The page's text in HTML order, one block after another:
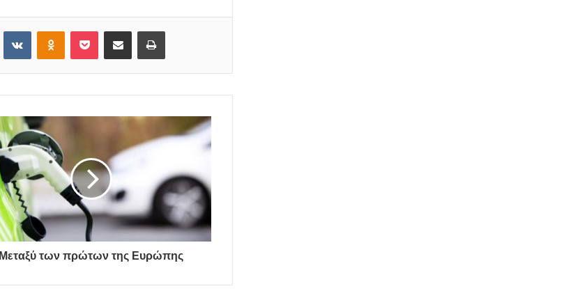
Μεταξύ των πρώτων της Ευρώπης